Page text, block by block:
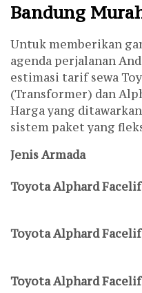
Bandung
Untuk memberikan
agenda perjalanan
estimasi tarif sewa
(Transformer) dan
Harga yang
sistem paket yang
Jenis Armada
Toyota Alphard
Toyota Alphard
Toyota Alphard